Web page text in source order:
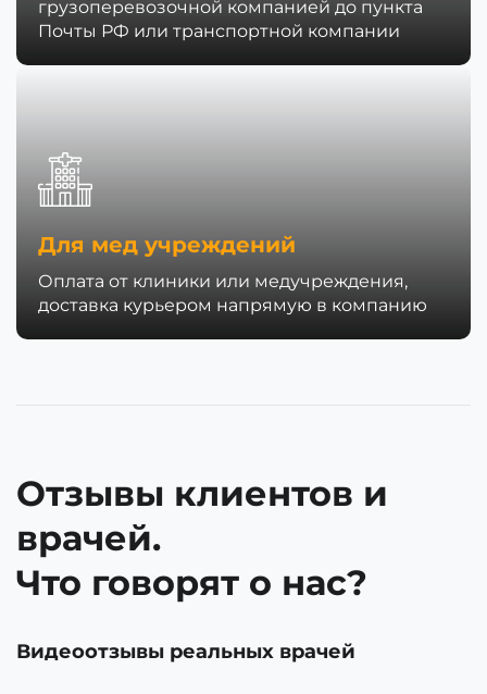
грузоперевозочной компанией до пункта
Почты РФ или транспортной компании
Для мед учреждений
Оплата от клиники или медучреждения,
доставка курьером напрямую в компанию
Отзывы клиентов и
врачей.
Что говорят о нас?
Видеоотзывы реальных врачей